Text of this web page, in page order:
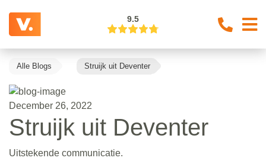
9.5
Alle Blogs Struijk uit Deventer
December 26, 2022
Struijk uit Deventer
Uitstekende communicatie.